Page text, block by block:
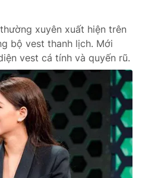
Infographic
Shorts video
VTV Thể thao
Bất động sản
xuyên xuất hiện trên
bộ vest thanh lịch. Mới
vest cá tính và quyến rũ.